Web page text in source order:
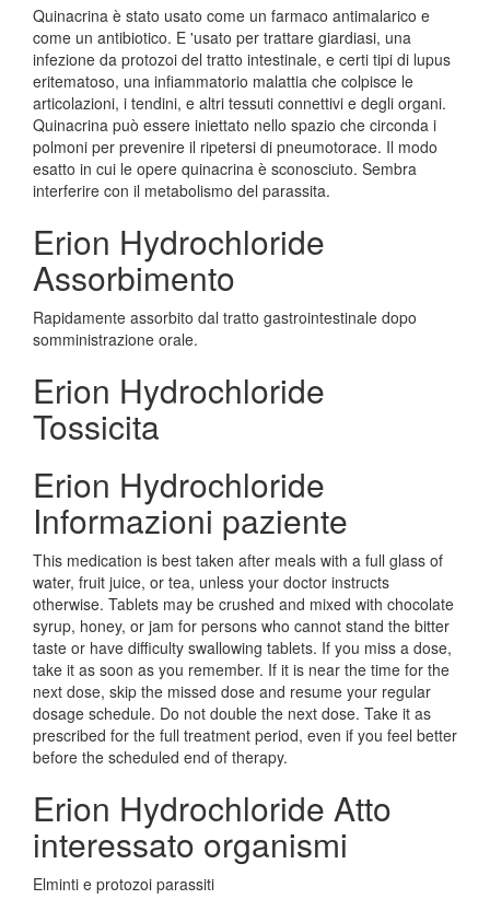
Quinacrina è stato usato come un farmaco antimalarico e
come un antibiotico. E 'usato per trattare giardiasi, una
infezione da protozoi del tratto intestinale, e certi tipi di lupus
eritematoso, una infiammatorio malattia che colpisce le
articolazioni, i tendini, e altri tessuti connettivi e degli organi.
Quinacrina può essere iniettato nello spazio che circonda i
polmoni per prevenire il ripetersi di pneumotorace. Il modo
esatto in cui le opere quinacrina è sconosciuto. Sembra
interferire con il metabolismo del parassita.
Erion Hydrochloride
Assorbimento
Rapidamente assorbito dal tratto gastrointestinale dopo
somministrazione orale.
Erion Hydrochloride
Tossicita
Erion Hydrochloride
Informazioni paziente
This medication is best taken after meals with a full glass of
water, fruit juice, or tea, unless your doctor instructs
otherwise. Tablets may be crushed and mixed with chocolate
syrup, honey, or jam for persons who cannot stand the bitter
taste or have difficulty swallowing tablets. If you miss a dose,
take it as soon as you remember. If it is near the time for the
next dose, skip the missed dose and resume your regular
dosage schedule. Do not double the next dose. Take it as
prescribed for the full treatment period, even if you feel better
before the scheduled end of therapy.
Erion Hydrochloride Atto
interessato organismi
Elminti e protozoi parassiti